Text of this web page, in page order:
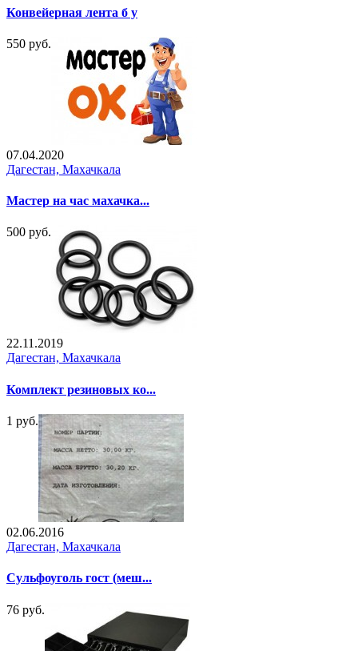
Конвейерная лента б у
550 руб.
07.04.2020
Дагестан, Махачкала
Мастер на час махачка...
500 руб.
22.11.2019
Дагестан, Махачкала
Комплект резиновых ко...
1 руб.
02.06.2016
Дагестан, Махачкала
Сульфоуголь гост (меш...
76 руб.